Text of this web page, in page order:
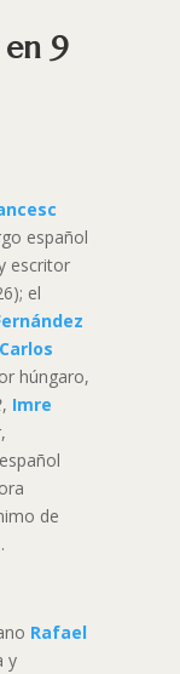
9
español
escritor
el
Carlos
húngaro,
, Imre
de
Rafael
y